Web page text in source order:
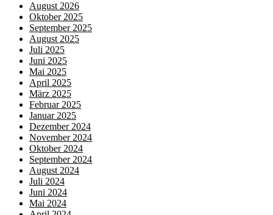
August 2026
Oktober 2025
September 2025
August 2025
Juli 2025
Juni 2025
Mai 2025
April 2025
März 2025
Februar 2025
Januar 2025
Dezember 2024
November 2024
Oktober 2024
September 2024
August 2024
Juli 2024
Juni 2024
Mai 2024